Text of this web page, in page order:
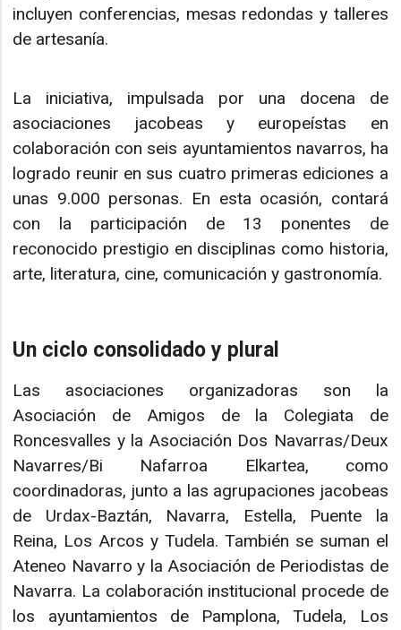
incluyen conferencias, mesas redondas y talleres
de artesanía.
La iniciativa, impulsada por una docena de
asociaciones jacobeas y europeístas en
colaboración con seis ayuntamientos navarros, ha
logrado reunir en sus cuatro primeras ediciones a
unas 9.000 personas. En esta ocasión, contará
con la participación de 13 ponentes de
reconocido prestigio en disciplinas como historia,
arte, literatura, cine, comunicación y gastronomía.
Un ciclo consolidado y plural
Las asociaciones organizadoras son la
Asociación de Amigos de la Colegiata de
Roncesvalles y la Asociación Dos Navarras/Deux
Navarres/Bi Nafarroa Elkartea, como
coordinadoras, junto a las agrupaciones jacobeas
de Urdax-Baztán, Navarra, Estella, Puente la
Reina, Los Arcos y Tudela. También se suman el
Ateneo Navarro y la Asociación de Periodistas de
Navarra. La colaboración institucional procede de
los ayuntamientos de Pamplona, Tudela, Los